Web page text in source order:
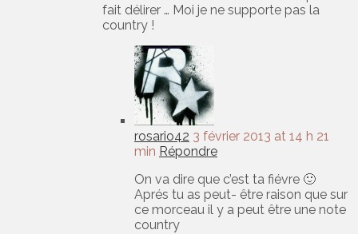
fait délirer … Moi je ne supporte pas la
country !
rosario42 3 février 2013 at 14 h 21
min Répondre
On va dire que c’est ta fiévre 🙂
Aprés tu as peut- être raison que sur
ce morceau il y a peut être une note
country